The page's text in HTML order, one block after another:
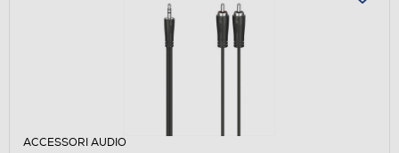
ACCESSORI AUDIO